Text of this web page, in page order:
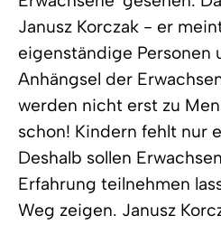
Janusz Korczak - er
eigenständige Personen
Anhängsel der
werden nicht erst zu
schon! Kindern fehlt nur
Deshalb sollen
Erfahrung teilnehmen
Weg zeigen. Janusz